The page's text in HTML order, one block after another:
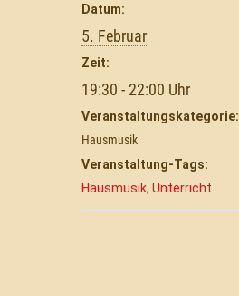
Datum:
5. Februar
Zeit:
19:30 - 22:00
Veranstaltungskategorie:
Hausmusik
Veranstaltung-Tags:
Hausmusik, Unterricht